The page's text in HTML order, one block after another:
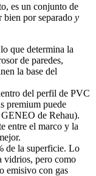
es un conjunto de
bien por separado y
que determina la
de paredes,
la base del
del perfil de PVC
premium puede
de Rehau).
entre el marco y la
de la superficie. Lo
vidrios, pero como
emisivo con gas